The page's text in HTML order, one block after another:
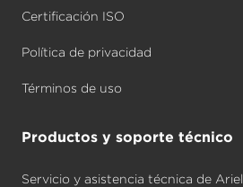
Certificación ISO
Política de privacidad
Términos de uso
Productos y soporte técnico
Servicio y asistencia técnica de Ariel